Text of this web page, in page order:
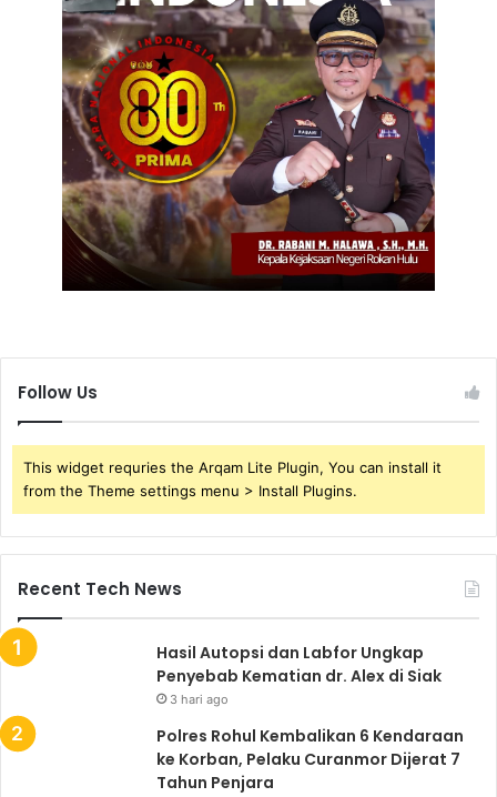
Follow Us
This widget requries the Arqam Lite Plugin, You can install it
from the Theme settings menu > Install Plugins.
Recent Tech News
Hasil Autopsi dan Labfor Ungkap
Penyebab Kematian dr. Alex di Siak
3 hari ago
Polres Rohul Kembalikan 6 Kendaraan
ke Korban, Pelaku Curanmor Dijerat 7
Tahun Penjara